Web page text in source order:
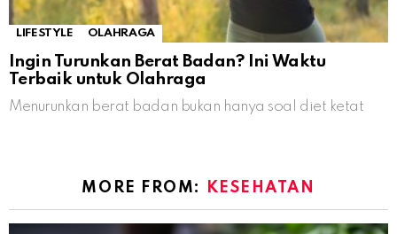
LIFESTYLE OLAHRAGA
Ingin Turunkan Berat Badan? Ini Waktu
Terbaik untuk Olahraga
Menurunkan berat badan bukan hanya soal diet ketat
MORE FROM: KESEHATAN